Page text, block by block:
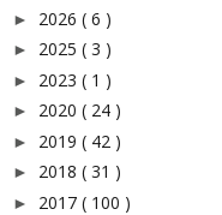
► 2026 ( 6 )
► 2025 ( 3 )
► 2023 ( 1 )
► 2020 ( 24 )
► 2019 ( 42 )
► 2018 ( 31 )
► 2017 ( 100 )